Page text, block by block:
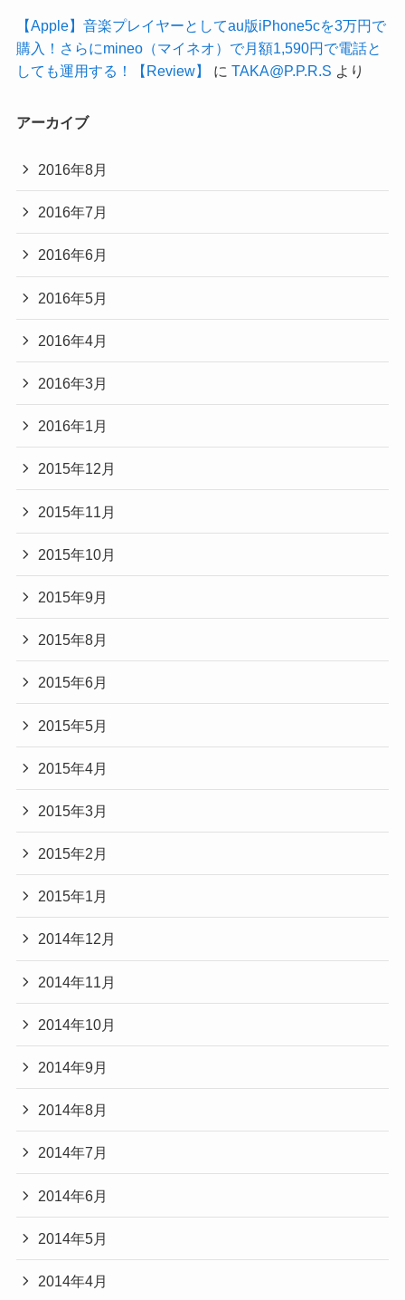
【Apple】音楽プレイヤーとしてau版iPhone5cを3万円で
購入！さらにmineo（マイネオ）で月額1,590円で電話と
しても運用する！【Review】
に TAKA@P.P.R.S より
アーカイブ
2016年8月
2016年7月
2016年6月
2016年5月
2016年4月
2016年3月
2016年1月
2015年12月
2015年11月
2015年10月
2015年9月
2015年8月
2015年6月
2015年5月
2015年4月
2015年3月
2015年2月
2015年1月
2014年12月
2014年11月
2014年10月
2014年9月
2014年8月
2014年7月
2014年6月
2014年5月
2014年4月